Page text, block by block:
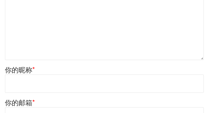
你的昵称*
你的邮箱*